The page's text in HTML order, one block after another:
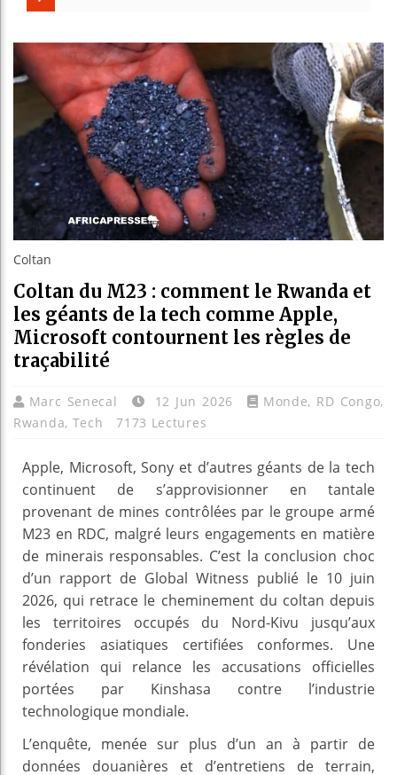
Guinée :
Réforme
Bénin :
Coltan
Coltan du M23 : comment le Rwanda et
les géants de la tech comme Apple,
Microsoft contournent les règles de
traçabilité
Marc Senecal 12 Jun 2026 Monde, RD Congo,
Rwanda, Tech 7173 Lectures
Apple, Microsoft, Sony et d’autres géants de la tech
continuent de s’approvisionner en tantale
provenant de mines contrôlées par le groupe armé
M23 en RDC, malgré leurs engagements en matière
de minerais responsables. C’est la conclusion choc
d’un rapport de Global Witness publié le 10 juin
2026, qui retrace le cheminement du coltan depuis
les territoires occupés du Nord-Kivu jusqu’aux
fonderies asiatiques certifiées conformes. Une
révélation qui relance les accusations officielles
portées par Kinshasa contre l’industrie
technologique mondiale.
L’enquête, menée sur plus d’un an à partir de
données douanières et d’entretiens de terrain,